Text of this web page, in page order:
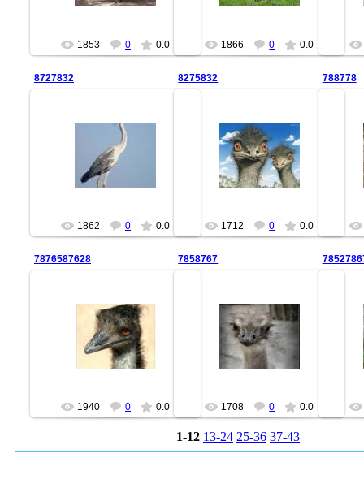
1853 0 0.0 1866 0 0.0
8727832
04.07.2010
farid47
1862 0 0.0
8275832
04.07.2010
farid47
1712 0 0.0
788778
7876587628
04.07.2010
farid47
1940 0 0.0
7858767
04.07.2010
farid47
1708 0 0.0
1-12 13-24 25-36 37-43